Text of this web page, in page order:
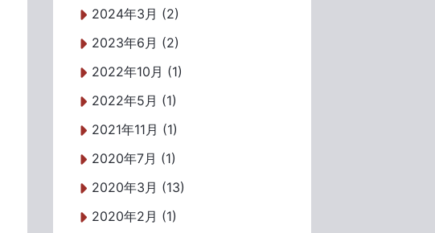
2024年3月 (2)
2023年6月 (2)
2022年10月 (1)
2022年5月 (1)
2021年11月 (1)
2020年7月 (1)
2020年3月 (13)
2020年2月 (1)